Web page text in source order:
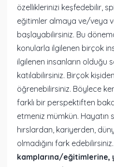
özelliklerinizi keşfedebilir,
eğitimler almaya ve/veya
başlayabilirsiniz. Bu
konularla ilgilenen birçok
ilgilenen insanların olduğu
katılabilirsiniz. Birçok
öğrenebilirsiniz. Böylece
farklı bir perspektiften
etmeniz mümkün. Hayatın
hırslardan, kariyerden,
olmadığını fark edebilirsiniz.
kamplarına/eğitimlerine,